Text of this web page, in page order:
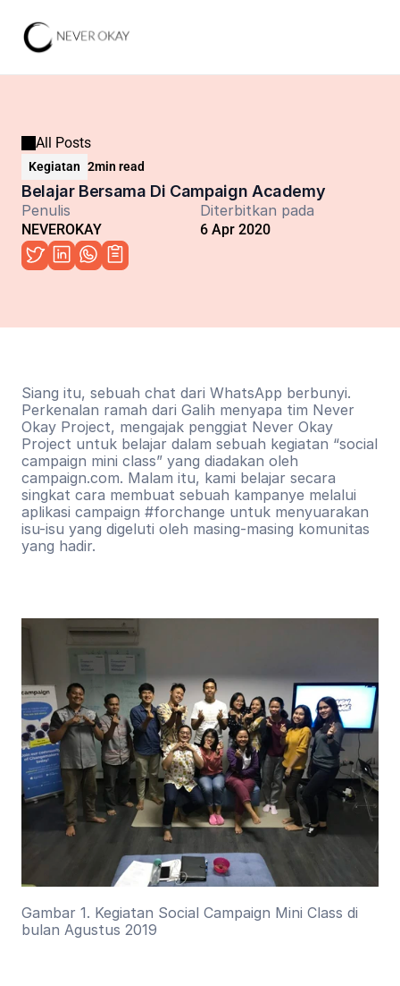
All Posts
Kegiatan 2min read
Belajar Bersama Di Campaign Academy
Penulis
NEVEROKAY
Diterbitkan pada
6 Apr 2020
Siang itu, sebuah chat dari WhatsApp berbunyi.
Perkenalan ramah dari Galih menyapa tim Never
Okay Project, mengajak penggiat Never Okay
Project untuk belajar dalam sebuah kegiatan “social
campaign mini class” yang diadakan oleh
campaign.com. Malam itu, kami belajar secara
singkat cara membuat sebuah kampanye melalui
aplikasi campaign #forchange untuk menyuarakan
isu-isu yang digeluti oleh masing-masing komunitas
yang hadir.
Gambar 1. Kegiatan Social Campaign Mini Class di
bulan Agustus 2019